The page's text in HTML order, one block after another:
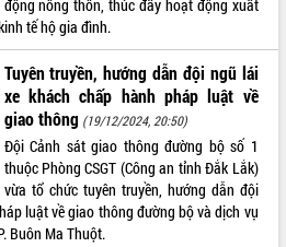
động nông thôn, thúc đẩy hoạt động xuất
tế hộ gia đình.
Tuyên truyền, hướng dẫn đội ngũ lái
xe khách chấp hành pháp luật về
giao thông (19/12/2024, 20:50)
Đội Cảnh sát giao thông đường bộ số 1
thuộc Phòng CSGT (Công an tỉnh Đắk Lắk)
vừa tổ chức tuyên truyền, hướng dẫn đội
luật về giao thông đường bộ và dịch vụ
Buôn Ma Thuột.